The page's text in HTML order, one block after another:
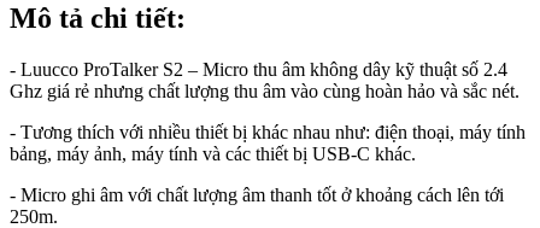
Mô tả chi tiết:
- Luucco ProTalker S2 – Micro thu âm không dây kỹ thuật số 2.4
Ghz giá rẻ nhưng chất lượng thu âm vào cùng hoàn hảo và sắc nét.
- Tương thích với nhiều thiết bị khác nhau như: điện thoại, máy tính
bảng, máy ảnh, máy tính và các thiết bị USB-C khác.
- Micro ghi âm với chất lượng âm thanh tốt ở khoảng cách lên tới
250m.